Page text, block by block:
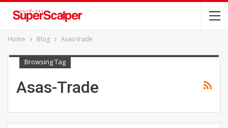
Home Blog Asas-trade
Browsing Tag
Asas-Trade